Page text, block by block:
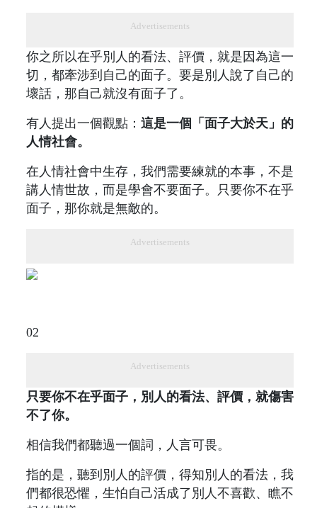
Advertisements
你之所以在乎別人的看法、評價，就是因為這一
切，都牽涉到自己的面子。要是別人說了自己的
壞話，那自己就沒有面子了。
有人提出一個觀點： 這是一個「面子大於天」的
人情社會。
在人情社會中生存，我們需要練就的本事，不是
講人情世故，而是學會不要面子。只要你不在乎
面子，那你就是無敵的。
Advertisements
02
Advertisements
只要你不在乎面子，別人的看法、評價，就傷害
不了你。
相信我們都聽過一個詞，人言可畏。
指的是，聽到別人的評價，得知別人的看法，我
們都很恐懼，生怕自己活成了別人不喜歡、瞧不